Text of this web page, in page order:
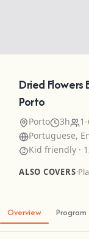
Dried Flowers
Porto
Porto 3h
Portuguese,
Kid friendly ·
ALSO COVERS·
Overview Program